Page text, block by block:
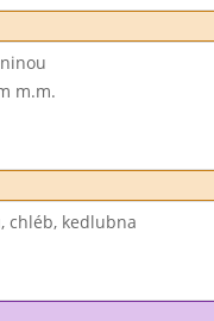
m.m.
chléb, kedlubna